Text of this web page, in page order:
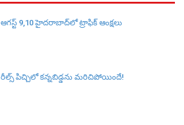
ఆగస్ట్ 9,10 హైదరాబాద్‌లో ట్రాఫిక్ ఆంక్షలు
రీల్స్ పిచ్చిలో కన్నబిడ్డను మరిచిపోయిందే!